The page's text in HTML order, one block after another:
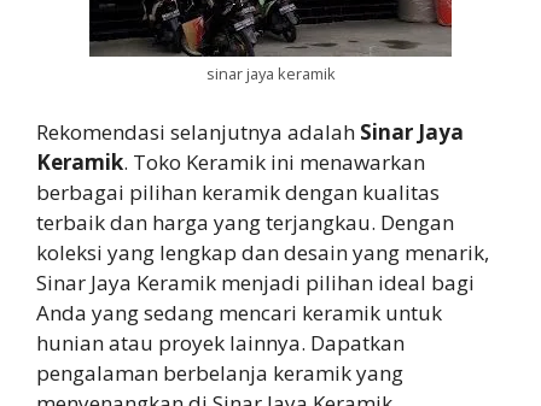
sinar jaya keramik
Rekomendasi selanjutnya adalah Sinar Jaya
Keramik. Toko Keramik ini menawarkan
berbagai pilihan keramik dengan kualitas
terbaik dan harga yang terjangkau. Dengan
koleksi yang lengkap dan desain yang menarik,
Sinar Jaya Keramik menjadi pilihan ideal bagi
Anda yang sedang mencari keramik untuk
hunian atau proyek lainnya. Dapatkan
pengalaman berbelanja keramik yang